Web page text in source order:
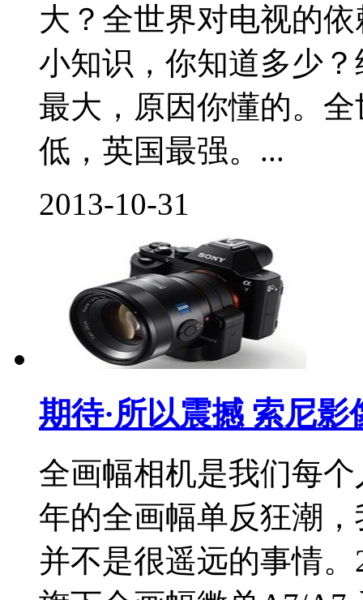
大？全世界对电视的
小知识，你知道多少
最大，原因你懂的。
低，英国最强。...
2013-10-31
期待·所以震撼 索尼影
全画幅相机是我们每
年的全画幅单反狂潮
并不是很遥远的事情